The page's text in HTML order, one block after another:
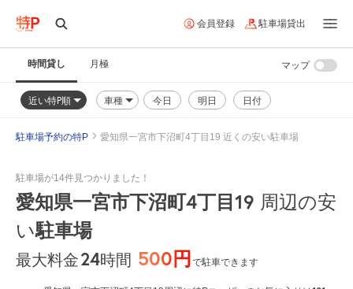
会員登録 駐車場貸出
時間貸し 月極
近い特P順 車種 今日 明日 日付
マップ
駐車場予約の特P 愛知県一宮市下沼町4丁目19 近くの安い駐車場
駐車場が14件見つかりました！
愛知県一宮市下沼町4丁目19 周辺の安
い駐車場
最大料金24時間 500円で駐車できます